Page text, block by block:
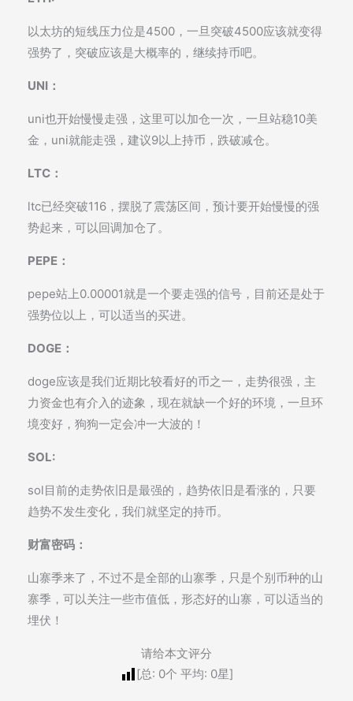
以太坊的短线压力位是4500，一旦突破4500应该就变得
强势了，突破应该是大概率的，继续持币吧。
UNI：
uni也开始慢慢走强，这里可以加仓一次，一旦站稳10美
金，uni就能走强，建议9以上持币，跌破减仓。
LTC：
ltc已经突破116，摆脱了震荡区间，预计要开始慢慢的强
势起来，可以回调加仓了。
PEPE：
pepe站上0.00001就是一个要走强的信号，目前还是处于
强势位以上，可以适当的买进。
DOGE：
doge应该是我们近期比较看好的币之一，走势很强，主
力资金也有介入的迹象，现在就缺一个好的环境，一旦环
境变好，狗狗一定会冲一大波的！
SOL:
sol目前的走势依旧是最强的，趋势依旧是看涨的，只要
趋势不发生变化，我们就坚定的持币。
财富密码：
山寨季来了，不过不是全部的山寨季，只是个别币种的山
寨季，可以关注一些市值低，形态好的山寨，可以适当的
埋伏！
请给本文评分
[总: 0个 平均: 0星]